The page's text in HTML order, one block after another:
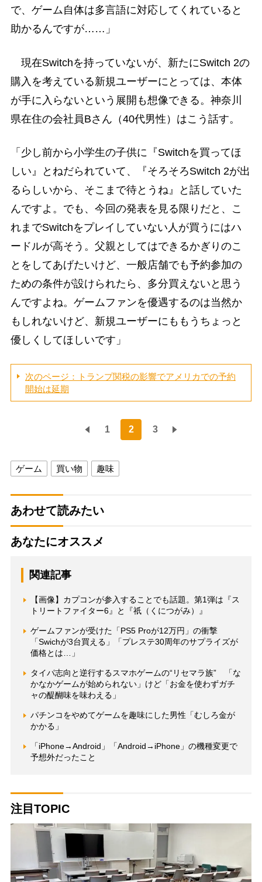
で、ゲーム自体は多言語に対応してくれていると
助かるんですが……」
現在Switchを持っていないが、新たにSwitch 2の
購入を考えている新規ユーザーにとっては、本体
が手に入らないという展開も想像できる。神奈川
県在住の会社員Bさん（40代男性）はこう話す。
「少し前から小学生の子供に『Switchを買ってほ
しい』とねだられていて、『そろそろSwitch 2が出
るらしいから、そこまで待とうね』と話していた
んですよ。でも、今回の発表を見る限りだと、こ
れまでSwitchをプレイしていない人が買うにはハ
ードルが高そう。父親としてはできるかぎりのこ
とをしてあげたいけど、一般店舗でも予約参加の
ための条件が設けられたら、多分買えないと思う
んですよね。ゲームファンを優遇するのは当然か
もしれないけど、新規ユーザーにももうちょっと
優しくしてほしいです」
次のページ：トランプ関税の影響でアメリカでの予約
開始は延期
1 2 3
ゲーム 買い物 趣味
あわせて読みたい
あなたにオススメ
関連記事
【画像】カプコンが参入することでも話題。第1弾は『ス
トリートファイター6』と『祇（くにつがみ）』
ゲームファンが受けた「PS5 Proが12万円」の衝撃
「Swichが3台買える」「プレステ30周年のサプライズが
価格とは…」
タイパ志向と逆行するスマホゲームの“リセマラ族” 「な
かなかゲームが始められない」けど「お金を使わずガチ
ャの醍醐味を味わえる」
パチンコをやめてゲームを趣味にした男性「むしろ金が
かかる」
「iPhone→Android」「Android→iPhone」の機種変更で
予想外だったこと
注目TOPIC